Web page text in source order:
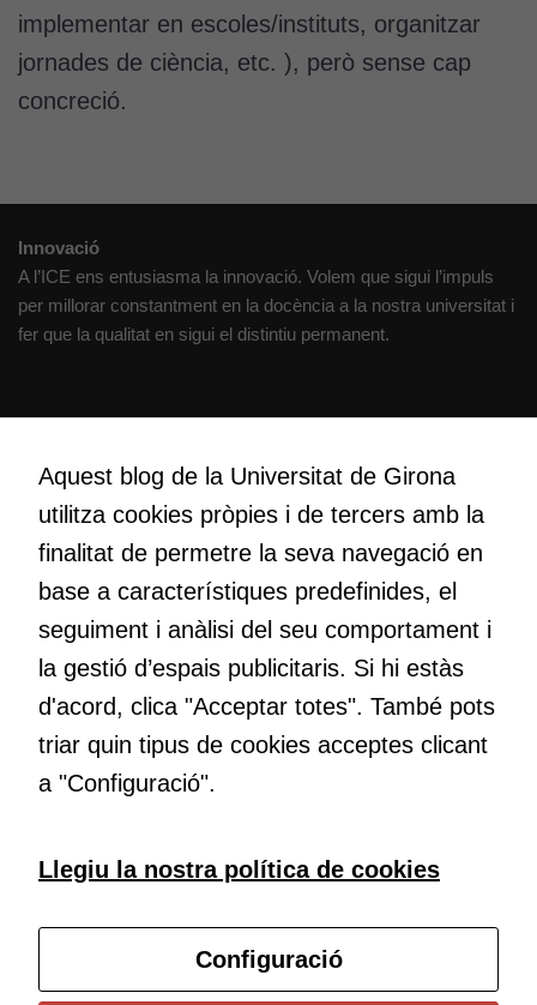
implementar en escoles/instituts, organitzar
jornades de ciència, etc. ), però sense cap
concreció.
Innovació
A l’ICE ens entusiasma la innovació. Volem que sigui l’impuls
per millorar constantment en la docència a la nostra universitat i
fer que la qualitat en sigui el distintiu permanent.
Volem crear espais de reflexió i de debat, espais on qüestionar-
nos el que estem fent, atrevir-nos a pensar noves i millors
maneres de fer-ho i generar plegats idees innovadores.
Educació
transformació. Volem contribuir a millorar-la impulsant
metodologies docents actives i ambients d’aprenentatge
dinàmics.
Subscriu-te al butlletí
Configura les cookies
Aquest blog de la Universitat de Girona
utilitza cookies pròpies i de tercers amb la
finalitat de permetre la seva navegació en
base a característiques predefinides, el
seguiment i anàlisi del seu comportament i
la gestió d’espais publicitaris. Si hi estàs
d'acord, clica "Acceptar totes". També pots
triar quin tipus de cookies acceptes clicant
a "Configuració".
Llegiu la nostra política de cookies
Configuració